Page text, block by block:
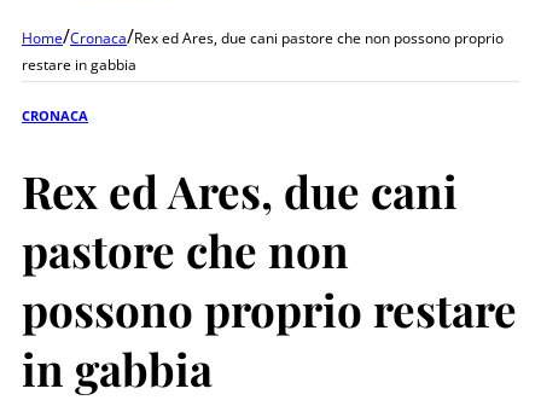
Home/Cronaca/Rex ed Ares, due cani pastore che non possono proprio
restare in gabbia
CRONACA
Rex ed Ares, due cani
pastore che non
possono proprio restare
in gabbia